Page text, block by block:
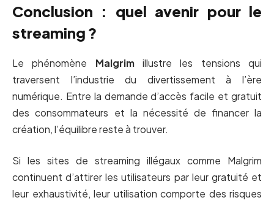
Conclusion : quel avenir pour le
streaming ?
Le phénomène Malgrimillustre les tensions qui
traversent l’industrie du divertissement à l’ère
numérique. Entre la demande d’accès facile et gratuit
des consommateurs et la nécessité de financer la
création, l’équilibre reste à trouver.
Si les sites de streaming illégaux comme Malgrim
continuent d’attirer les utilisateurs par leur gratuité et
leur exhaustivité, leur utilisation comporte des risques